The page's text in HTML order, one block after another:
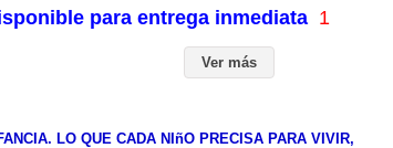
para entrega inmediata 1
Ver más
LO QUE CADA NIñO PRECISA PARA VIVIR,